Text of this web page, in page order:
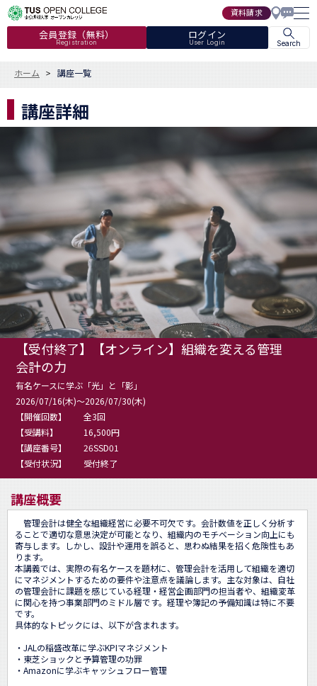
資料請求
会員登録（無料）
Registration
ログイン
User Login Search
ホーム 講座一覧
講座詳細
【受付終了】【オンライン】組織を変える管理
会計の力
有名ケースに学ぶ「光」と「影」
2026/07/16(木)～2026/07/30(木)
【開催回数】
全3回
【受講料】
16,500円
【講座番号】
26SSD01
【受付状況】
受付終了
講座概要
管理会計は健全な組織経営に必要不可欠です。会計数値を正しく分析す
ることで適切な意思決定が可能となり、組織内のモチベーション向上にも
寄与します。しかし、設計や運用を誤ると、思わぬ結果を招く危険性もあ
ります。
本講義では、実際の有名ケースを題材に、管理会計を活用して組織を適切
にマネジメントするための要件や注意点を議論します。主な対象は、自社
の管理会計に課題を感じている経理・経営企画部門の担当者や、組織変革
に関心を持つ事業部門のミドル層です。経理や簿記の予備知識は特に不要
です。
具体的なトピックには、以下が含まれます。
・JALの稲盛改革に学ぶKPIマネジメント
・東芝ショックと予算管理の功罪
・Amazonに学ぶキャッシュフロー管理